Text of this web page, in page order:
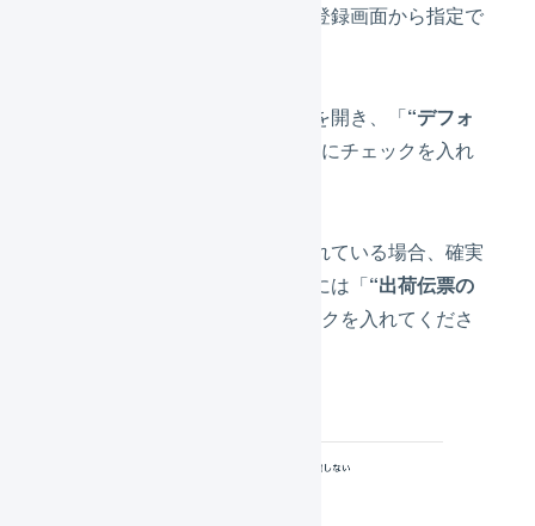
しない場合は、受注伝票の新規登録画面から指定で
」セクションを開き、「“デフォ
」にチェックを入れ
「出荷伝票のマクロ」が設定されている場合、確実
に指定した配送方法で出荷するには「“出荷伝票の
」にもチェックを入れてくださ